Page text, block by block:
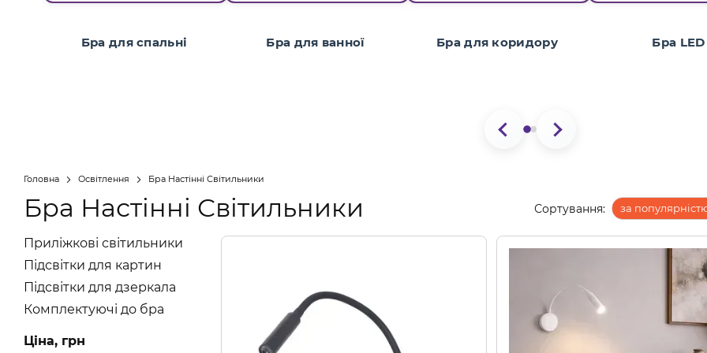
Бра для спальні Бра для ванної Бра для коридору Бра LED
Головна Освітлення Бра Настінні Світильники
Бра Настінні Світильники Сортування: за
Приліжкові світильники
Підсвітки для картин
Підсвітки для дзеркала
Комплектуючі до бра
Ціна, грн